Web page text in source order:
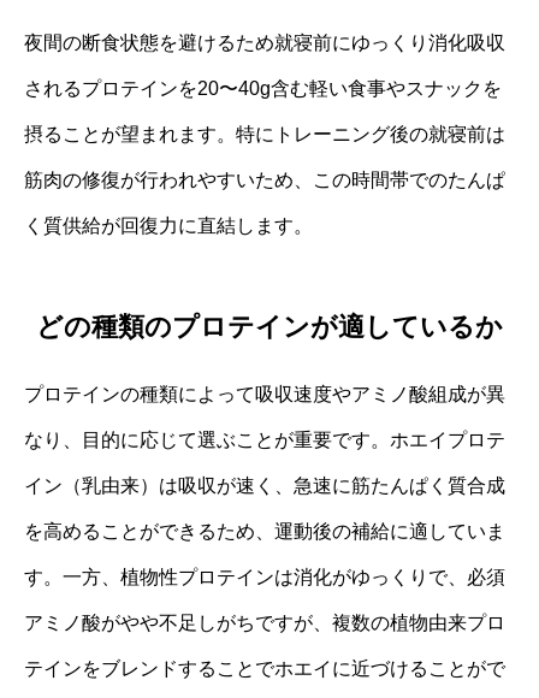
夜間の断食状態を避けるため就寝前にゆっくり消化吸収
されるプロテインを20〜40g含む軽い食事やスナックを
摂ることが望まれます。特にトレーニング後の就寝前は
筋肉の修復が行われやすいため、この時間帯でのたんぱ
く質供給が回復力に直結します。
どの種類のプロテインが適しているか
プロテインの種類によって吸収速度やアミノ酸組成が異
なり、目的に応じて選ぶことが重要です。ホエイプロテ
イン（乳由来）は吸収が速く、急速に筋たんぱく質合成
を高めることができるため、運動後の補給に適していま
す。一方、植物性プロテインは消化がゆっくりで、必須
アミノ酸がやや不足しがちですが、複数の植物由来プロ
テインをブレンドすることでホエイに近づけることがで